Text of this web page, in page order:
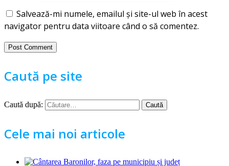
Salvează-mi numele, emailul și site-ul web în acest
navigator pentru data viitoare când o să comentez.
Caută pe site
Caută după:
Cele mai noi articole